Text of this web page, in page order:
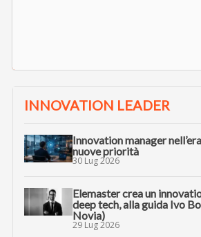
INNOVATION LEADER
Innovation manager
nuove priorità
30 Lug 2026
Elemaster crea un
deep tech, alla guida Ivo
Novia)
29 Lug 2026